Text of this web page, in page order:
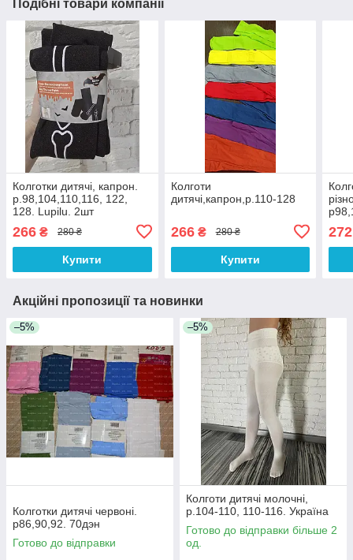
Подібні товари компанії
Колготки дитячі, капрон.
р.98,104,110,116, 122,
128. Lupilu. 2шт
266 ₴ 280 ₴
Купити
Колготи
дитячі,капрон,р.110-128
266₴ 280 ₴
Купити
Акційні пропозиції та новинки
–5%
Колготки дитячі червоні.
р86,90,92. 70дэн
Готово до відправки
–5%
Колготи дитячі молочні,
р.104-110, 110-116. Україна
Готово до відправки більше 2
од.